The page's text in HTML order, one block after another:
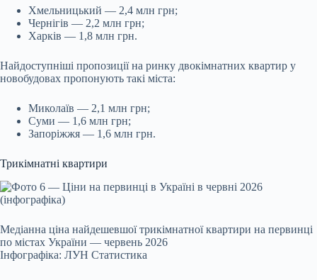
Хмельницький — 2,4 млн грн;
Чернігів — 2,2 млн грн;
Харків — 1,8 млн грн.
Найдоступніші пропозиції на ринку двокімнатних квартир у
новобудовах пропонують такі міста:
Миколаїв — 2,1 млн грн;
Суми — 1,6 млн грн;
Запоріжжя — 1,6 млн грн.
Трикімнатні квартири
Медіанна ціна найдешевшої трикімнатної квартири на первинці
по містах України — червень 2026
Інфографіка: ЛУН Статистика